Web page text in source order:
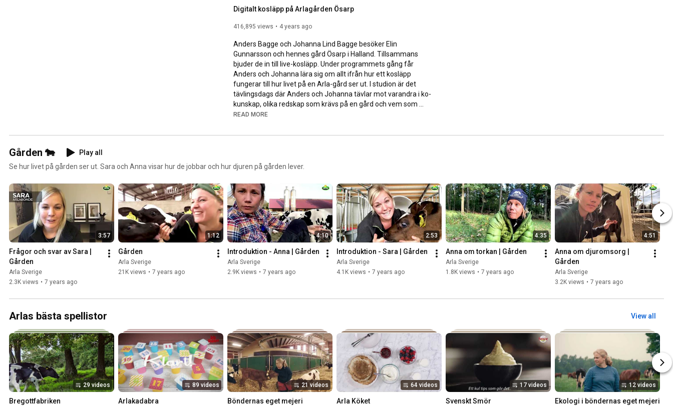
Digitalt kosläpp på Arlagården Ösarp
416,895 views 4 years ago
Anders Bagge och Johanna Lind Bagge besöker Elin
Gunnarsson och hennes gård Ösarp i Halland. Tillsammans
bjuder de in till live-kosläpp. Under programmets gång får
Anders och Johanna lära sig om allt ifrån hur ett kosläpp
fungerar till hur livet på en Arla-gård ser ut. I studion är det
tävlingsdags där Anders och Johanna tävlar mot varandra i ko-
kunskap, olika redskap som krävs på en gård och vem som
klarar av att köra lastmaskin med ensilage, enligt Elins direktiv.
det blir?
READ MORE
Gården 🐄
Play all
Se hur livet på gården ser ut. Sara och Anna visar hur de jobbar och hur djuren på gården lever.
3:57
Frågor och svar av Sara |
Gården
Arla Sverige
2.3K views • 7 years ago
1:12
Gården
Arla Sverige
21K views • 7 years ago
4:10
Introduktion - Anna | Gården
Arla Sverige
2.9K views • 7 years ago
2:53
Introduktion - Sara | Gården
Arla Sverige
4.1K views • 7 years ago
4:35
Anna om torkan | Gården
Arla Sverige
1.8K views • 7 years ago
4:51
Anna om djuromsorg |
Gården
Arla Sverige
3.2K views • 7 years ago
Arlas bästa spellistor View all
29 videos
Bregottfabriken
89 videos
Arlakadabra
21 videos
Böndernas eget mejeri
64 videos
Arla Köket
17 videos
Svenskt Smör
12 videos
Ekologi i böndernas eget mejeri